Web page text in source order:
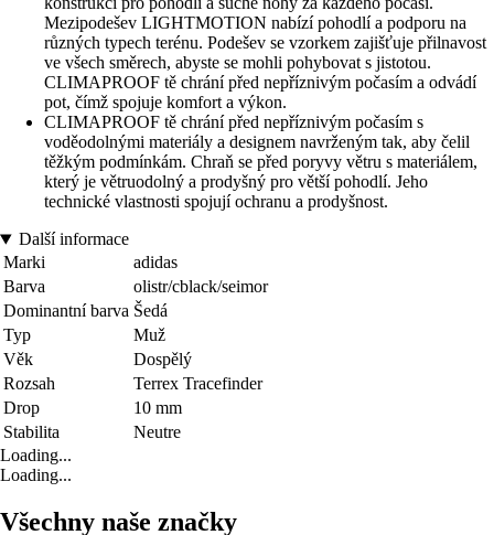
Mezipodešev LIGHTMOTION nabízí pohodlí a podporu na
různých typech terénu. Podešev se vzorkem zajišťuje přilnavost
ve všech směrech, abyste se mohli pohybovat s jistotou.
CLIMAPROOF tě chrání před nepříznivým počasím a odvádí
pot, čímž spojuje komfort a výkon.
CLIMAPROOF tě chrání před nepříznivým počasím s
voděodolnými materiály a designem navrženým tak, aby čelil
těžkým podmínkám. Chraň se před poryvy větru s materiálem,
který je větruodolný a prodyšný pro větší pohodlí. Jeho
technické vlastnosti spojují ochranu a prodyšnost.
Další informace
Marki
adidas
Barva
olistr/cblack/seimor
Dominantní barva Šedá
Typ
Muž
Věk
Dospělý
Rozsah
Terrex Tracefinder
Drop
10 mm
Stabilita
Neutre
Loading...
Loading...
Všechny naše značky